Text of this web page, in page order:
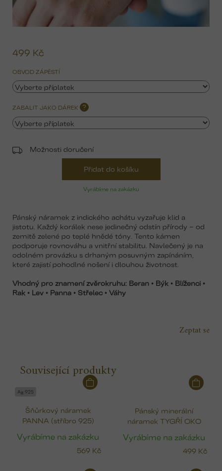
499 Kč
Vyrábíme na zakázku
OBVOD ZÁPĚSTÍ
ZABALIT JAKO DÁREK ?
Možnosti doručení
Přidat do košíku
Pánský náramek z indického achátu vyzařuje klid a
jistotu. Každý korálek nese jedinečný odstín přírody – od
zemitě zelené po teplé hnědé tóny. Tento kámen
podporuje rovnováhu a vnitřní stabilitu. Navlečený je na
odolném provázku s drhaným posuvným zapínáním,
které zajistí pohodlné nošení i dlouhou životnost.
Vhodný pro znamení zvěrokruhu: Beran • Býk • Blíženci •
Rak • Lev • Panna • Střelec • Váhy
Zeptat se
Související produkty
Ag 925
Šňůrkový náramek
PANNA (stříbro 925)
Vyrábíme na zakázku
569 Kč
Pánský minerální
náramek TYGŘÍ OKO
Vyrábíme na zakázku
499 Kč